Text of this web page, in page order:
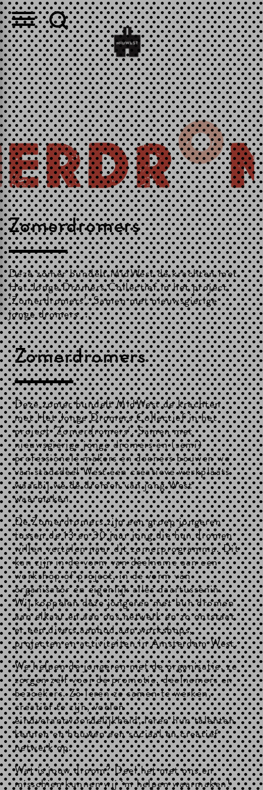
Zomerdromers
Deze zomer bundelt MidWest de krachten met
Het Jonge Dromers Collectief in het project
‘Zomerdromers’. Samen met nieuwsgierige
jonge dromers ...
Zomerdromers
Deze zomer bundeltMidWestde krachten
met Het Jonge Dromers Collectief in het
project ‘Zomerdromers’. Samen met
nieuwsgierige jonge dromers en (semi)
professionele makers en doeners bouwen we
van stadsdeel West een creatieve werkplaats
waarbij we de dromen van jong West
waarmaken.
De Zomerdromers zijn een groep jongeren
tussen de 13 en 30 jaar jong die hun dromen
willen vertalen naar dit zomerprogramma. Dit
kan zijn in de vorm van deelname aan een
workshop of project, in de vorm van
organisator en eigenlijk alles daartussenin.
Wij koppelen deze jongeren met hun dromen
aan elkaar en aan ons netwerk en zo ontstaat
er een divers aanbod aan workshops,
projecten en activiteiten in Amsterdam West.
We helpen de jongeren met de organisatie, ze
zorgen zelf voor de promotie, deelnemers en
bezoekers. Zo leren ze samen te werken,
creatief te zijn, voelen
eindverantwoordelijkheid, leren hun talenten
kennen en bouwen een sociaal en creatief
netwerk op.
Wat is jouw droom? Deel het met ons en
misschien kunnen wij ‘m helpen waarmaken!